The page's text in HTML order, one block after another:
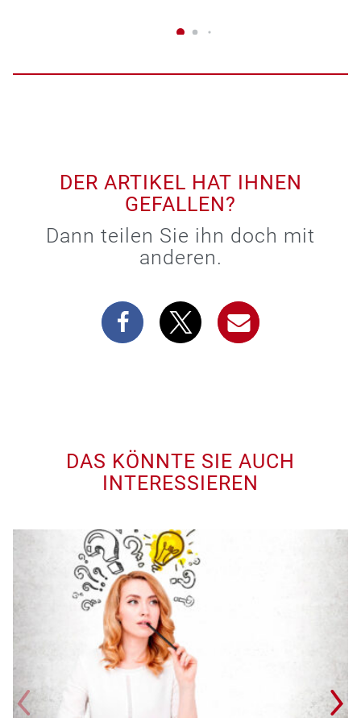
DER ARTIKEL HAT IHNEN
GEFALLEN?
Dann teilen Sie ihn doch mit
anderen.
DAS KÖNNTE SIE AUCH
INTERESSIEREN